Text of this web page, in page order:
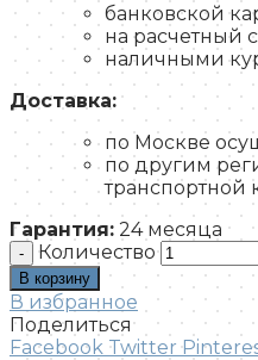
банковской
на расчетный
наличными
Доставка:
по Москве
по другим
Гарантия: 24 месяца
Количество
В корзину
В избранное
Поделиться
Facebook Twitter